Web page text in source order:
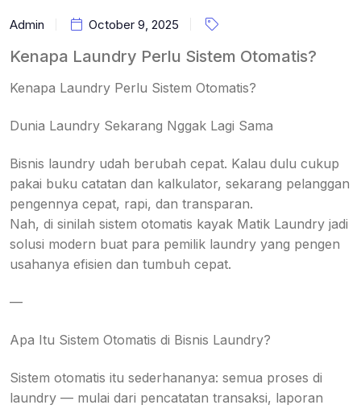
Admin October 9, 2025
Kenapa Laundry Perlu Sistem Otomatis?
Kenapa Laundry Perlu Sistem Otomatis?
Dunia Laundry Sekarang Nggak Lagi Sama
Bisnis laundry udah berubah cepat. Kalau dulu cukup
pakai buku catatan dan kalkulator, sekarang pelanggan
pengennya cepat, rapi, dan transparan.
Nah, di sinilah sistem otomatis kayak Matik Laundry jadi
solusi modern buat para pemilik laundry yang pengen
usahanya efisien dan tumbuh cepat.
—
Apa Itu Sistem Otomatis di Bisnis Laundry?
Sistem otomatis itu sederhananya: semua proses di
laundry — mulai dari pencatatan transaksi, laporan